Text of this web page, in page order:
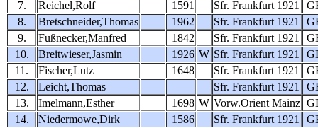
7.
Reichel,Rolf 1591 Sfr. Frankfurt 1921
8.
Bretschneider,Thomas 1962 Sfr. Frankfurt 1921
9.
Fußnecker,Manfred 1842 Sfr. Frankfurt 1921
10.
Breitwieser,Jasmin 1926 W Sfr. Frankfurt 1921
11.
Fischer,Lutz 1648 Sfr. Frankfurt 1921
12.
Leicht,Thomas Sfr. Frankfurt 1921
13.
Imelmann,Esther 1698 W Vorw.Orient Mainz
14.
Niedermowe,Dirk 1586 Sfr. Frankfurt 1921